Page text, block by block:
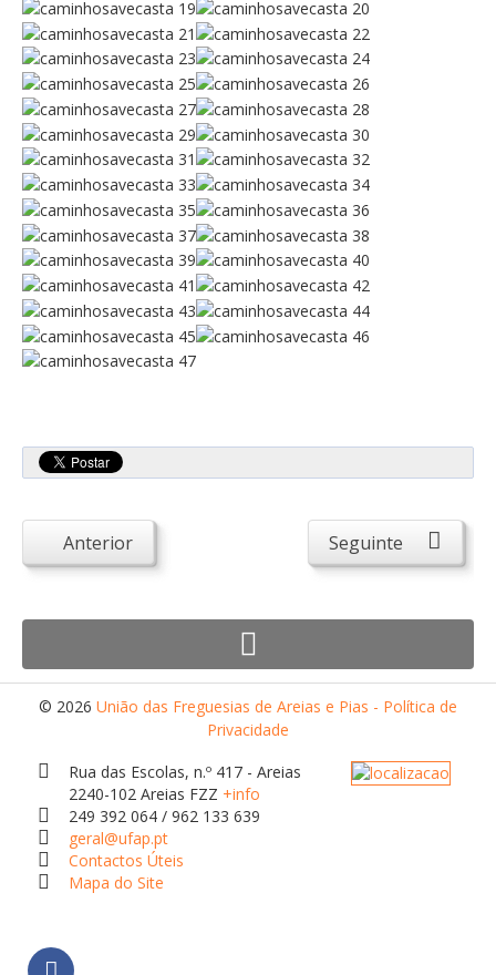
Biblioteca Online FZZ
Plantas PDM Online
Faixas Gestão Combustível
Regulamentos em Vigor
Requerimentos em Vigor
Sugestões/Reclamações
Tabela - Taxas e Licenças
Avarias na Iluminação Pública
AREIAS E PIAS
Culturais
Empresas
Edificado
Religioso
Turismo e Lazer
Alojamento
Artesanato
Feiras, Festas e Romarias
Anterior Seguinte
© 2026 União das Freguesias de Areias e Pias - Política de
Privacidade
Rua das Escolas, n.º 417 - Areias
2240-102 Areias FZZ +info
249 392 064 / 962 133 639
geral@ufap.pt
Contactos Úteis
Mapa do Site